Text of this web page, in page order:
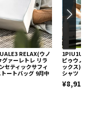
RELAX(ウノ
グァーレトレ リラ
セティックサフィ
ートバッグ 9月中
ピゥウノウ
ックス)ブロ
シャツ
¥8,910